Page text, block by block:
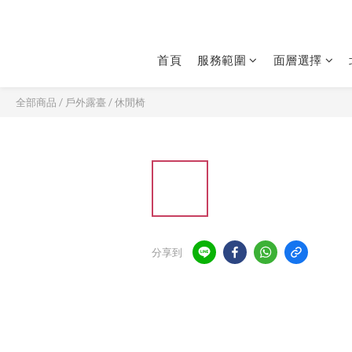
首頁 服務範圍 面層選擇
全部商品 / 戶外露臺/休閒椅
分享到